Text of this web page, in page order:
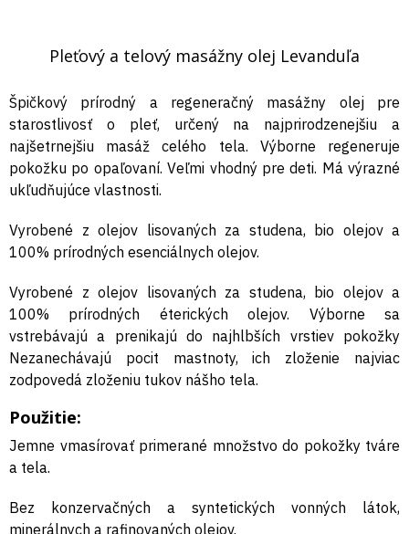
Pleťový a telový masážny olej Levanduľa
Špičkový prírodný a regeneračný masážny olej pre
starostlivosť o pleť, určený na najprirodzenejšiu a
najšetrnejšiu masáž celého tela. Výborne regeneruje
pokožku po opaľovaní. Veľmi vhodný pre deti. Má výrazné
ukľudňujúce vlastnosti.
Vyrobené z olejov lisovaných za studena, bio olejov a
100% prírodných esenciálnych olejov.
Vyrobené z olejov lisovaných za studena, bio olejov a
100% prírodných éterických olejov. Výborne sa
vstrebávajú a prenikajú do najhlbších vrstiev pokožky
Nezanechávajú pocit mastnoty, ich zloženie najviac
zodpovedá zloženiu tukov nášho tela.
Použitie:
Jemne vmasírovať primerané množstvo do pokožky tváre
a tela.
Bez konzervačných a syntetických vonných látok,
minerálnych a rafinovaných olejov.